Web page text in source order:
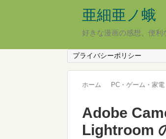
亜細亜ノ蛾
好きな漫画の感想、便
プライバシーポリシー
ホーム PC・ゲーム・家電
Adobe
Lightroom